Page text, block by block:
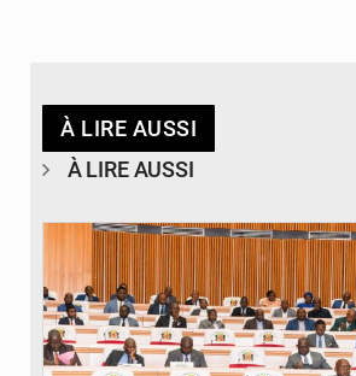
À LIRE AUSSI
À LIRE AUSSI